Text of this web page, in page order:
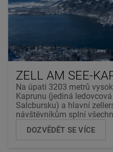
ZELL AM SEE-
Na úpatí 3203 metrů
Kaprunu (jediná
Salcbursku) a hlavní
návštěvníkům splní
DOZVĚDĚT SE VÍCE